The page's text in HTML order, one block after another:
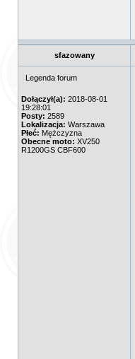
sfazowany
Legenda forum
Dołączył(a): 2018-08-01
19:28:01
Posty: 2589
Lokalizacja: Warszawa
Płeć: Mężczyzna
Obecne moto: XV250
R1200GS CBF600